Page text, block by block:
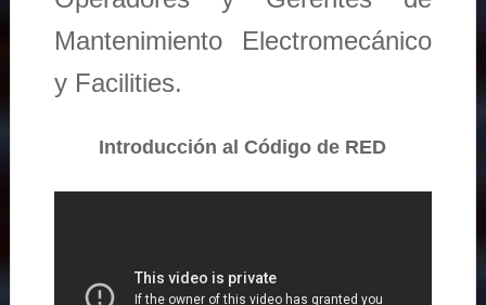
Mantenimiento Electromecánico
y Facilities.
Introducción al Código de RED